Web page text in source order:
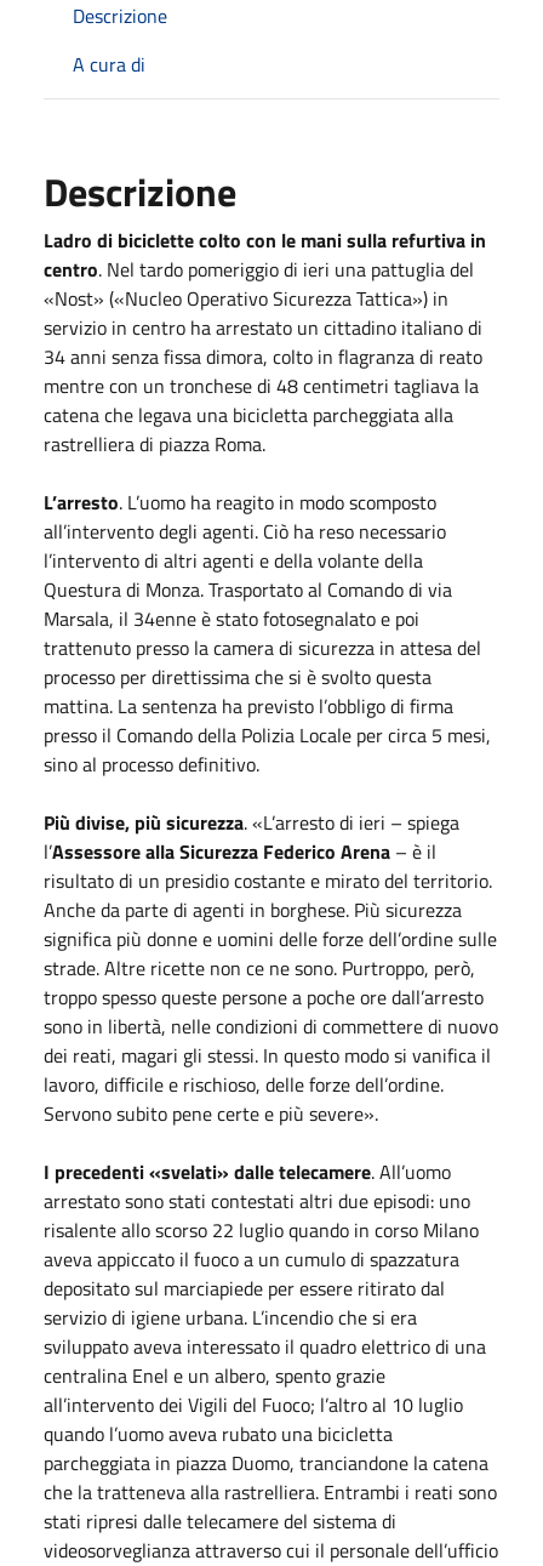
Descrizione
A cura di
Descrizione
Ladro di biciclette colto con le mani sulla refurtiva in
centro. Nel tardo pomeriggio di ieri una pattuglia del
«Nost» («Nucleo Operativo Sicurezza Tattica») in
servizio in centro ha arrestato un cittadino italiano di
34 anni senza fissa dimora, colto in flagranza di reato
mentre con un tronchese di 48 centimetri tagliava la
catena che legava una bicicletta parcheggiata alla
rastrelliera di piazza Roma.
L’arresto. L’uomo ha reagito in modo scomposto
all’intervento degli agenti. Ciò ha reso necessario
l’intervento di altri agenti e della volante della
Questura di Monza. Trasportato al Comando di via
Marsala, il 34enne è stato fotosegnalato e poi
trattenuto presso la camera di sicurezza in attesa del
processo per direttissima che si è svolto questa
mattina. La sentenza ha previsto l’obbligo di firma
presso il Comando della Polizia Locale per circa 5 mesi,
sino al processo definitivo.
Più divise, più sicurezza. «L’arresto di ieri – spiega
l’Assessore alla Sicurezza Federico Arena – è il
risultato di un presidio costante e mirato del territorio.
Anche da parte di agenti in borghese. Più sicurezza
significa più donne e uomini delle forze dell’ordine sulle
strade. Altre ricette non ce ne sono. Purtroppo, però,
troppo spesso queste persone a poche ore dall’arresto
sono in libertà, nelle condizioni di commettere di nuovo
dei reati, magari gli stessi. In questo modo si vanifica il
lavoro, difficile e rischioso, delle forze dell’ordine.
Servono subito pene certe e più severe».
I precedenti «svelati» dalle telecamere. All’uomo
arrestato sono stati contestati altri due episodi: uno
risalente allo scorso 22 luglio quando in corso Milano
aveva appiccato il fuoco a un cumulo di spazzatura
depositato sul marciapiede per essere ritirato dal
servizio di igiene urbana. L’incendio che si era
sviluppato aveva interessato il quadro elettrico di una
centralina Enel e un albero, spento grazie
all’intervento dei Vigili del Fuoco; l’altro al 10 luglio
quando l’uomo aveva rubato una bicicletta
parcheggiata in piazza Duomo, tranciandone la catena
che la tratteneva alla rastrelliera. Entrambi i reati sono
stati ripresi dalle telecamere del sistema di
videosorveglianza attraverso cui il personale dell’ufficio